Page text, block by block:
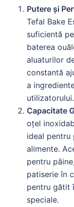
Putere și
Tefal Bake
suficientă
baterea
aluaturilor
constantă
a
utilizatorului.
Capacitate
oțel
ideal pentru
alimente.
pentru
patiserie în
pentru gătit
speciale.